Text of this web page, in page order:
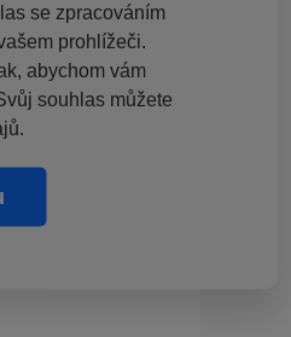
se zpracováním
prohlížeči.
abychom vám
souhlas můžete